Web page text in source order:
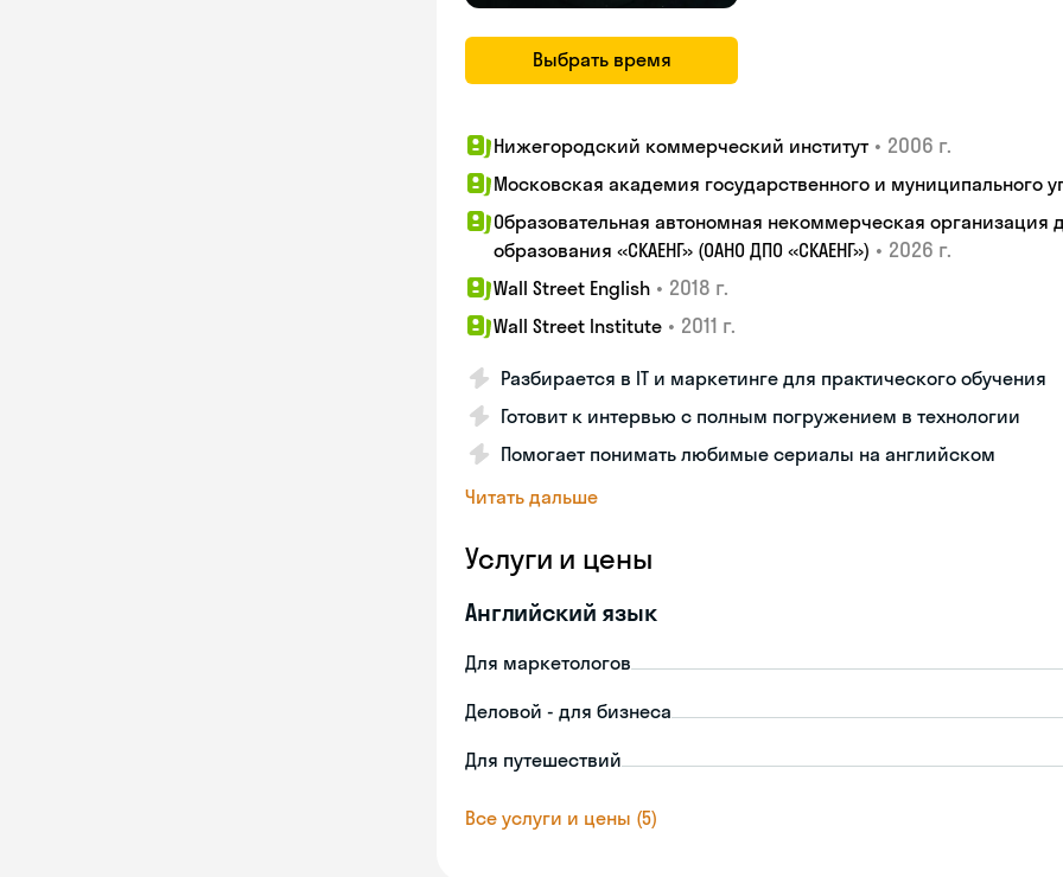
Выбрать время
Нижегородский коммерческий институт • 2006 г.
Московская академия государственного и муниципального
Образовательная автономная некоммерческая организация
образования «СКАЕНГ» (ОАНО ДПО «СКАЕНГ») • 2026 г.
Wall Street English • 2018 г.
Wall Street Institute • 2011 г.
Разбирается в IT и маркетинге для практического обучения
Готовит к интервью с полным погружением в технологии
Помогает понимать любимые сериалы на английском
Читать дальше
Услуги и цены
Английский язык
Для маркетологов
Деловой - для бизнеса
Для путешествий
Все услуги и цены (5)